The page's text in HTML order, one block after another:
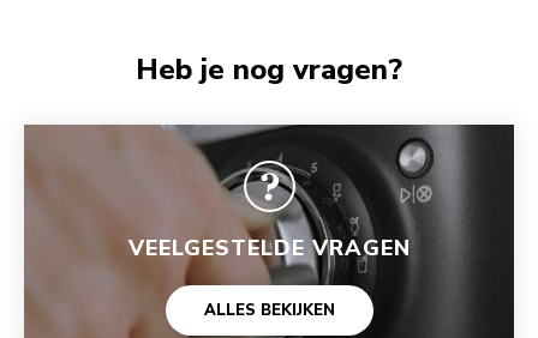
Heb je nog vragen?
VEELGESTELDE VRAGEN
ALLES BEKIJKEN